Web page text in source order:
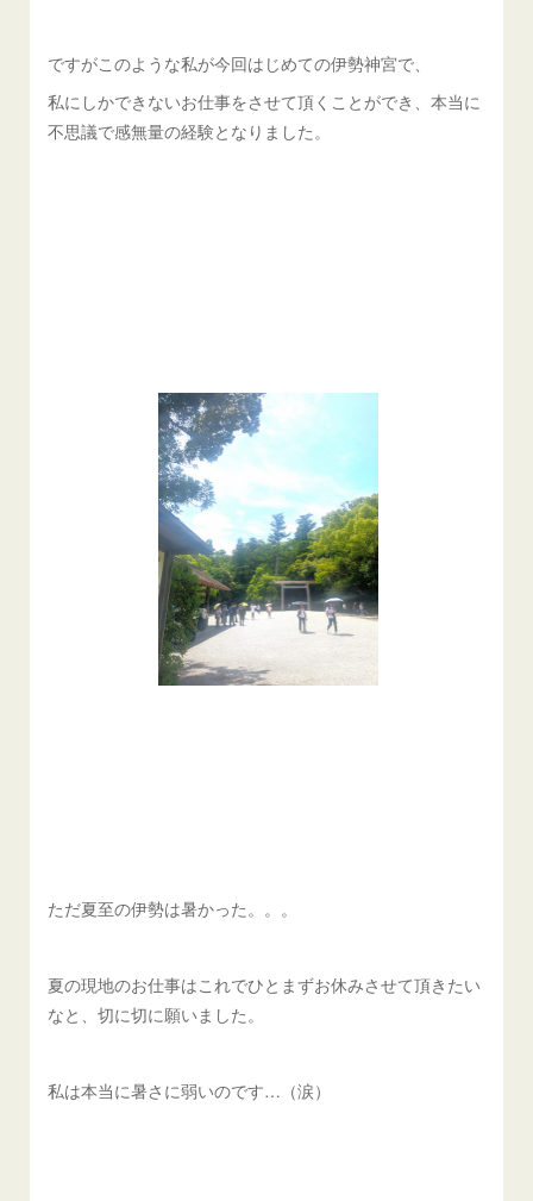
ですがこのような私が今回はじめての伊勢神宮で、
私にしかできないお仕事をさせて頂くことができ、本当に
不思議で感無量の経験となりました。
ただ夏至の伊勢は暑かった。。。
夏の現地のお仕事はこれでひとまずお休みさせて頂きたい
なと、切に切に願いました。
私は本当に暑さに弱いのです…（涙）